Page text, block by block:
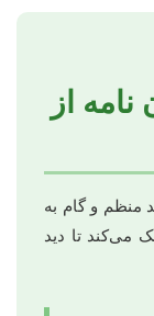
از
منظم و گام به
می‌کند تا دید